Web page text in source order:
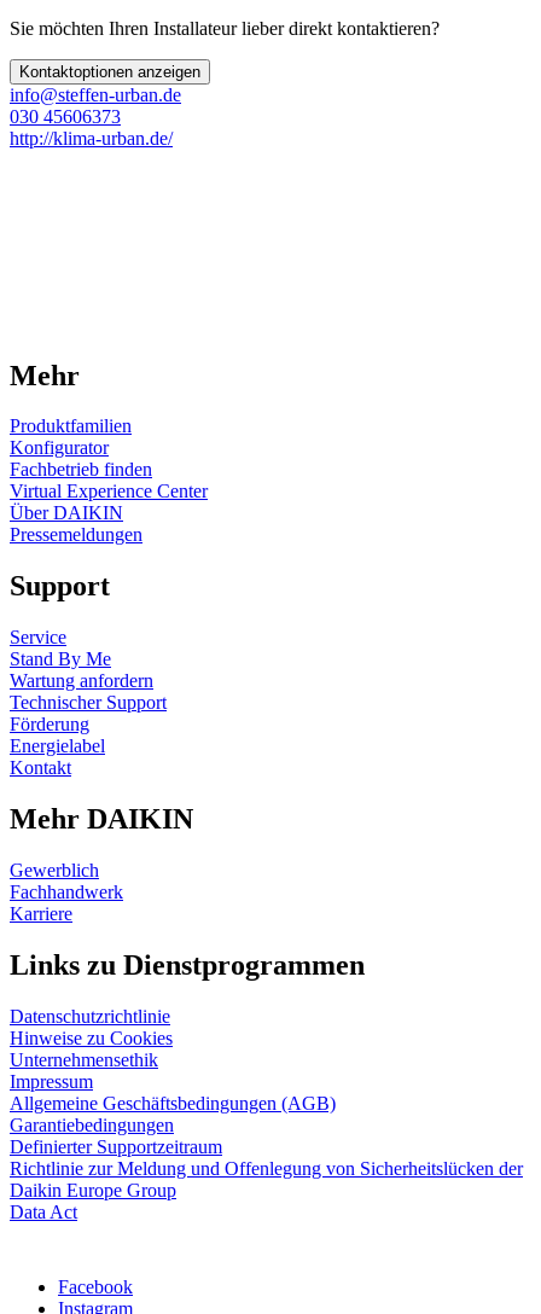
Sie möchten Ihren Installateur lieber direkt kontaktieren?
Kontaktoptionen anzeigen
info@steffen-urban.de
030 45606373
http://klima-urban.de/
Mehr
Produktfamilien
Konfigurator
Fachbetrieb finden
Virtual Experience Center
Über DAIKIN
Pressemeldungen
Support
Service
Stand By Me
Wartung anfordern
Technischer Support
Förderung
Energielabel
Kontakt
Mehr DAIKIN
Gewerblich
Fachhandwerk
Karriere
Links zu Dienstprogrammen
Datenschutzrichtlinie
Hinweise zu Cookies
Unternehmensethik
Impressum
Allgemeine Geschäftsbedingungen (AGB)
Garantiebedingungen
Definierter Supportzeitraum
Richtlinie zur Meldung und Offenlegung von Sicherheitslücken der
Daikin Europe Group
Data Act
Facebook
Instagram